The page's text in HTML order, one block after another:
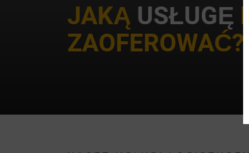
JAKĄ USŁUGĘ
ZAOFEROWAĆ?